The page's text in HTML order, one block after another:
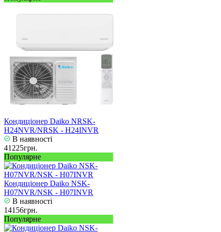
Кондиціонер Daiko NRSK-
H24NVR/NRSK - H24INVR
В наявності
41225грн.
Популярне
Кондиціонер Daiko NSK-
H07NVR/NSK - H07INVR
В наявності
14156грн.
Популярне